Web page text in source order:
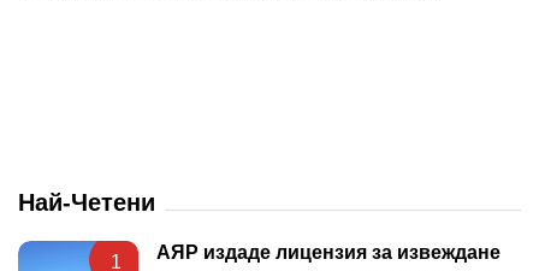
Най-Четени
1
АЯР издаде лицензия за извеждане